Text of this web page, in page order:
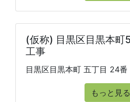
(仮称) 目黒区目黒本町
工事
目黒区目黒本町 五丁目 24番
もっと見る